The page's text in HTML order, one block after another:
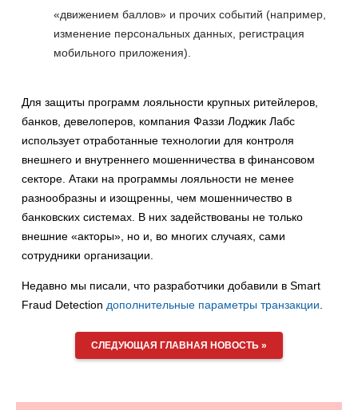
«движением баллов» и прочих событий (например,
изменение персональных данных, регистрация
мобильного приложения).
Для защиты программ лояльности крупных ритейлеров,
банков, девелоперов, компания Фаззи Лоджик Лабс
использует отработанные технологии для контроля
внешнего и внутреннего мошенничества в финансовом
секторе. Атаки на программы лояльности не менее
разнообразны и изощренны, чем мошенничество в
банковских системах. В них задействованы не только
внешние «акторы», но и, во многих случаях, сами
сотрудники организации.
Недавно мы писали, что разработчики добавили в Smart
Fraud Detection дополнительные параметры транзакции
СЛЕДУЮЩАЯ ГЛАВНАЯ НОВОСТЬ »